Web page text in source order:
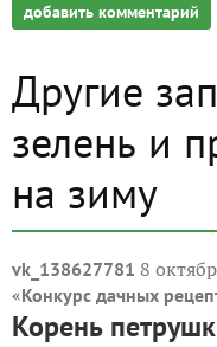
добавить комментарий
Другие
зелень и
на зиму
vk_138627781 8
«Конкурс дачных
Корень